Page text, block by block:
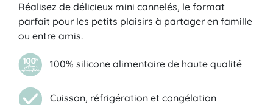
Réalisez de délicieux mini cannelés, le format
parfait pour les petits plaisirs à partager en famille
ou entre amis.
100% silicone alimentaire de haute qualité
Cuisson, réfrigération et congélation